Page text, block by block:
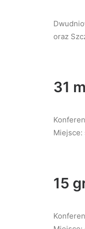
oraz
31
Miejsce:
15